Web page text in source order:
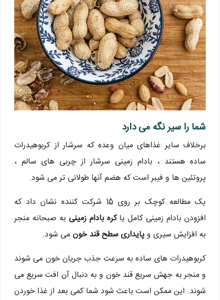
شما را سیر نگه می دارد
برخلاف سایر غذاهای میان وعده که سرشار از کربوهیدرات
ساده هستند ، بادام زمینی سرشار از چربی های سالم ،
پروتئین ها و فیبر است که هضم آنها طولانی تر می شود.
یک مطالعه کوچک بر روی 15 شرکت کننده نشان داد که
افزودن بادام زمینی کامل یاکره بادام زمینی به صبحانه منجر
به افزایش سیری وپایداری سطح قند خونمی شود.
کربوهیدرات های ساده به سرعت جذب جریان خون می شوند
و منجر به جهش سریع قند خون و به دنبال آن افت سریع می
شوند. این ممکن است باعث شود شما کمی بعد از غذا خوردن